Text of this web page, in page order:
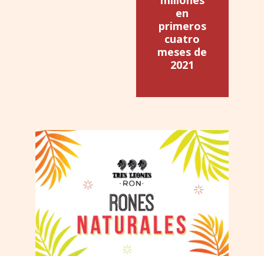
en
primeros
cuatro
meses de
2021